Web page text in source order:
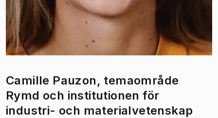
Camille Pauzon, temaområde
Rymd och institutionen för
industri- och materialvetenskap